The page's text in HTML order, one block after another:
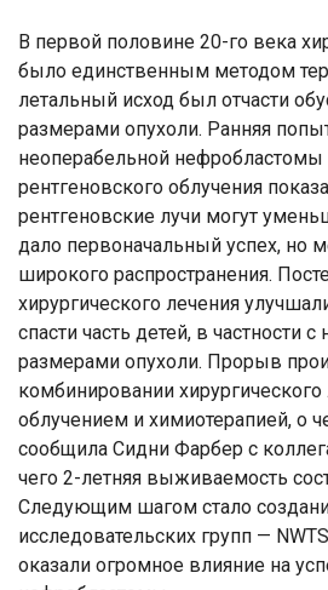
В первой половине 20-го века
было единственным методом
летальный исход был отчасти
размерами опухоли. Ранняя
неоперабельной
рентгеновского облучения
рентгеновские лучи могут
дало первоначальный успех, но
широкого распространения.
хирургического лечения
спасти часть детей, в частности
размерами опухоли. Прорыв
комбинировании хирургического
облучением и химиотерапией, о
сообщила Сидни Фарбер с
чего 2-летняя выживаемость
Следующим шагом стало
исследовательских групп —
оказали огромное влияние на